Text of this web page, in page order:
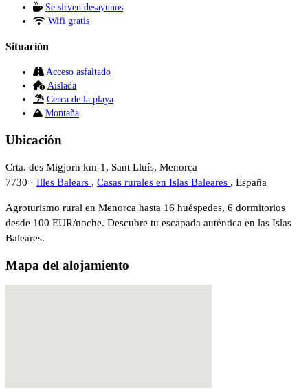
Se sirven desayunos
Wifi gratis
Situación
Acceso asfaltado
Aislada
Cerca de la playa
Montaña
Ubicación
Crta. des Migjorn km-1, Sant Lluís, Menorca
7730 · Illes Balears , Casas rurales en Islas Baleares , España
Agroturismo rural en Menorca hasta 16 huéspedes, 6 dormitorios
desde 100 EUR/noche. Descubre tu escapada auténtica en las Islas
Baleares.
Mapa del alojamiento